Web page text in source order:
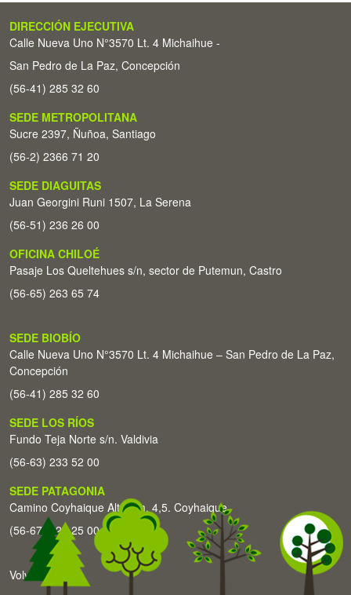
DIRECCIÓN EJECUTIVA
Calle Nueva Uno N°3570 Lt. 4 Michaihue -
San Pedro de La Paz, Concepción
(56-41) 285 32 60
SEDE METROPOLITANA
Sucre 2397, Ñuñoa, Santiago
(56-2) 2366 71 20
SEDE DIAGUITAS
Juan Georgini Runi 1507, La Serena
(56-51) 236 26 00
OFICINA CHILOÉ
Pasaje Los Queltehues s/n, sector de Putemun, Castro
(56-65) 263 65 74
SEDE BIOBÍO
Calle Nueva Uno N°3570 Lt. 4 Michaihue – San Pedro de La Paz,
Concepción
(56-41) 285 32 60
SEDE LOS RÍOS
Fundo Teja Norte s/n. Valdivia
(56-63) 233 52 00
SEDE PATAGONIA
Camino Coyhaique Alto Km. 4,5. Coyhaique
(56-67) 226 25 00
Volver arriba